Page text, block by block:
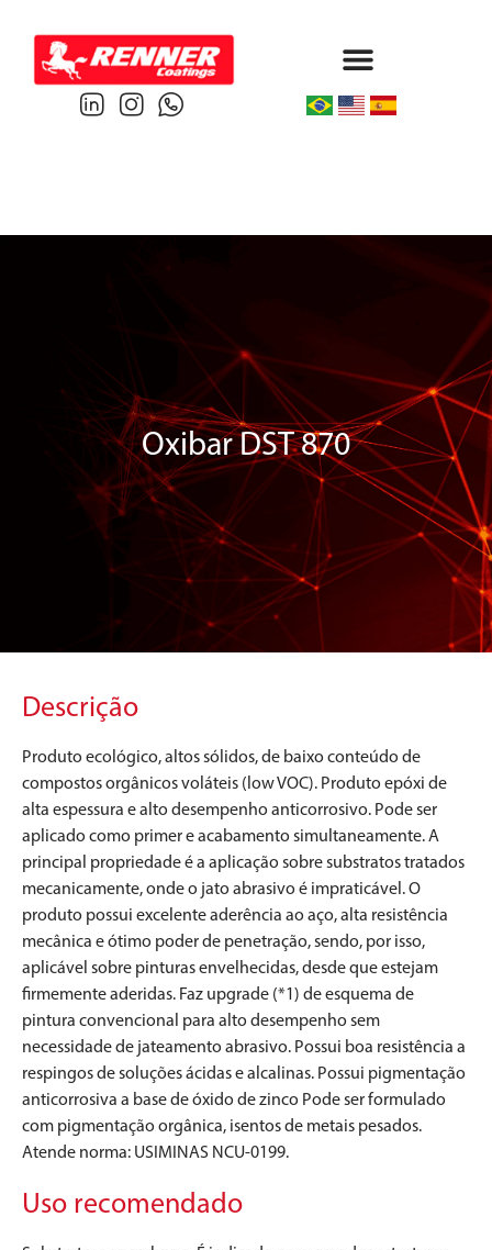
Oxibar DST 870
Descrição
Produto ecológico, altos sólidos, de baixo conteúdo de
compostos orgânicos voláteis (low VOC). Produto epóxi de
alta espessura e alto desempenho anticorrosivo. Pode ser
aplicado como primer e acabamento simultaneamente. A
principal propriedade é a aplicação sobre substratos tratados
mecanicamente, onde o jato abrasivo é impraticável. O
produto possui excelente aderência ao aço, alta resistência
mecânica e ótimo poder de penetração, sendo, por isso,
aplicável sobre pinturas envelhecidas, desde que estejam
firmemente aderidas. Faz upgrade (*1) de esquema de
pintura convencional para alto desempenho sem
necessidade de jateamento abrasivo. Possui boa resistência a
respingos de soluções ácidas e alcalinas. Possui pigmentação
anticorrosiva a base de óxido de zinco Pode ser formulado
com pigmentação orgânica, isentos de metais pesados.
Atende norma: USIMINAS NCU-0199.
Uso recomendado